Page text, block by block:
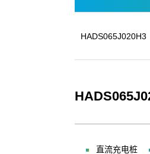
HADS065J020H3
直流充电桩